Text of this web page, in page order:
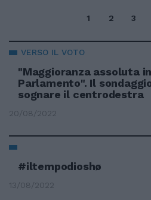
1 2 3
VERSO IL VOTO
"Maggioranza assoluta in
Parlamento". Il
sognare il centrodestra
20/08/2022
#iltempodioshø
13/08/2022